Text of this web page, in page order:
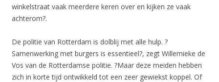
winkelstraat vaak meerdere keren over en kijken ze vaak
achterom?.
De politie van Rotterdam is dolblij met alle hulp. ?
Samenwerking met burgers is essentieel?, zegt Willemieke de
Vos van de Rotterdamse politie. ?Maar deze meiden hebben
zich in korte tijd ontwikkeld tot een zeer gewiekst koppel. Of